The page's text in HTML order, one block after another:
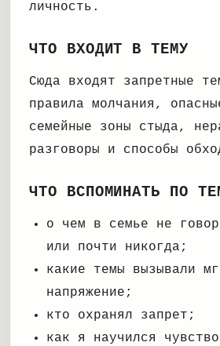
личность.
ЧТО ВХОДИТ В ТЕМУ
Сюда входят запретные
правила молчания,
семейные зоны стыда,
разговоры и способы
ЧТО ВСПОМИНАТЬ ПО
о чем в семье не
или почти никогда;
какие темы вызывали
напряжение;
кто охранял запрет;
как я научился